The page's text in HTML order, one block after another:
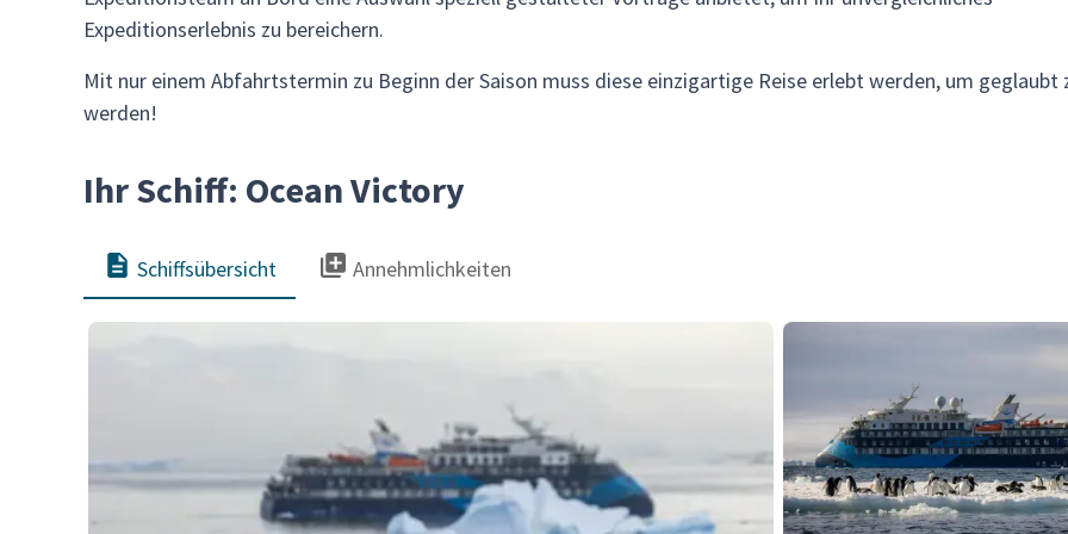
Expeditionserlebnis zu bereichern.
Mit nur einem Abfahrtstermin zu Beginn der Saison muss diese einzigartige Reise erlebt werden, um geglaubt
werden!
Ihr Schiff: Ocean Victory
Schiffsübersicht Annehmlichkeiten